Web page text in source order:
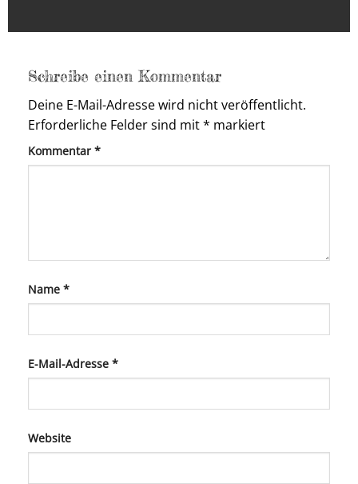
Schreibe einen Kommentar
Deine E-Mail-Adresse wird nicht veröffentlicht.
Erforderliche Felder sind mit* markiert
Kommentar *
Name *
E-Mail-Adresse *
Website